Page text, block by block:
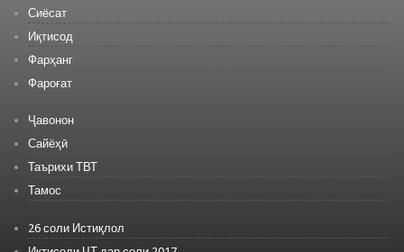
Сиёсат
Иқтисод
Фарҳанг
Фароғат
Ҷавонон
Сайёҳӣ
Таърихи ТВТ
Тамос
26 соли Истиқлол